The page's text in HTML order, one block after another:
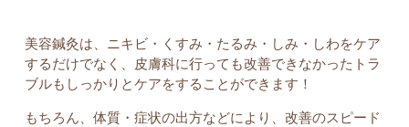
美容鍼灸は、ニキビ・くすみ・たるみ・しみ・しわをケア
するだけでなく、皮膚科に行っても改善できなかったトラ
ブルもしっかりとケアをすることができます！
もちろん、体質・症状の出方などにより、改善のスピード